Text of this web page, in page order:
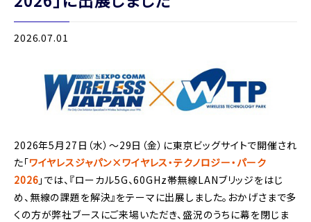
2026.07.01
2026年5月27日（水）～29日（金）に東京ビッグサイトで開催され
た「ワイヤレスジャパン×ワイヤレス・テクノロジー・パーク
2026 」では、『ローカル5G、60GHz帯無線LANブリッジをはじ
め、無線の課題を解決』をテーマに出展しました。おかげさまで多
くの方が弊社ブースにご来場いただき、盛況のうちに幕を閉じま